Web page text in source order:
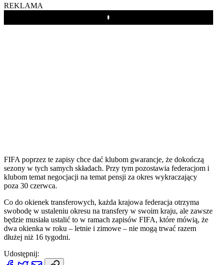
REKLAMA
Play
FIFA poprzez te zapisy chce dać klubom gwarancje, że dokończą
sezony w tych samych składach. Przy tym pozostawia federacjom i
klubom temat negocjacji na temat pensji za okres wykraczający
poza 30 czerwca.
Co do okienek transferowych, każda krajowa federacja otrzyma
swobodę w ustaleniu okresu na transfery w swoim kraju, ale zawsze
będzie musiała ustalić to w ramach zapisów FIFA, które mówią, że
dwa okienka w roku – letnie i zimowe – nie mogą trwać razem
dłużej niż 16 tygodni.
Udostępnij: